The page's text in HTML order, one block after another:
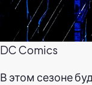
DC Comics
В этом сезоне